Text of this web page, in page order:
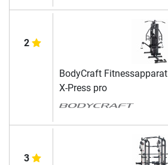
2
BodyCraft Fitnessapparat
X-Press pro
3